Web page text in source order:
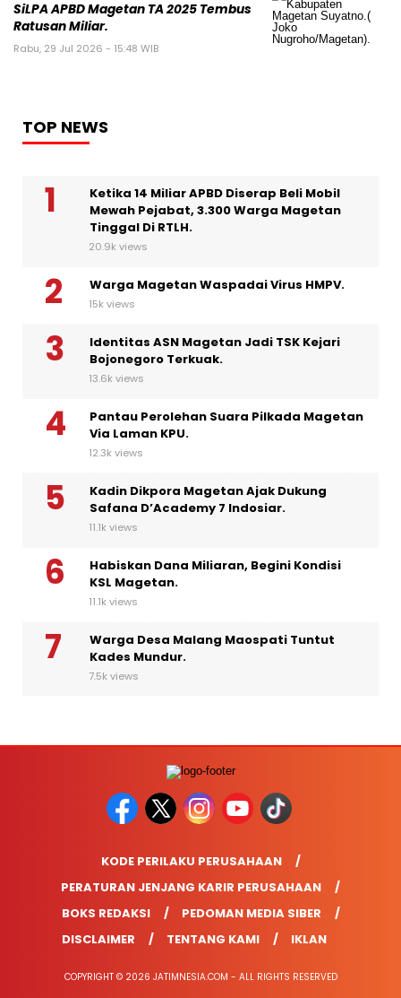
SiLPA APBD Magetan TA 2025 Tembus
Ratusan Miliar.
Rabu, 29 Jul 2026 - 15:48 WIB
TOP NEWS
Ketika 14 Miliar APBD Diserap Beli Mobil
Mewah Pejabat, 3.300 Warga Magetan
Tinggal Di RTLH.
20.9k views
Warga Magetan Waspadai Virus HMPV.
15k views
Identitas ASN Magetan Jadi TSK Kejari
Bojonegoro Terkuak.
13.6k views
Pantau Perolehan Suara Pilkada Magetan
Via Laman KPU.
12.3k views
Kadin Dikpora Magetan Ajak Dukung
Safana D’Academy 7 Indosiar.
11.1k views
Habiskan Dana Miliaran, Begini Kondisi
KSL Magetan.
11.1k views
Warga Desa Malang Maospati Tuntut
Kades Mundur.
7.5k views
KODE PERILAKU PERUSAHAAN
PERATURAN JENJANG KARIR PERUSAHAAN
BOKS REDAKSI
PEDOMAN MEDIA SIBER
DISCLAIMER
TENTANG KAMI IKLAN
COPYRIGHT © 2026 JATIMNESIA.COM - ALL RIGHTS RESERVED